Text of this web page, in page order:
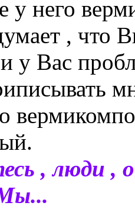
у него
, что
у Вас
, люди